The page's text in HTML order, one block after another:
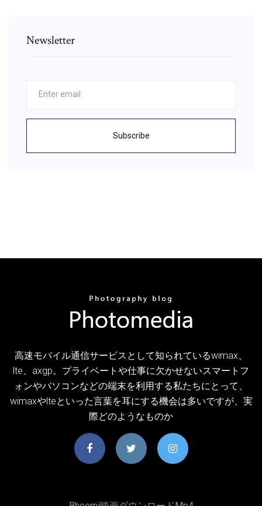
Newsletter
Subscribe
高速モバイル通信サービスとして知られているwimax、
lte、axgp。プライベートや仕事に欠かせないスマートフ
ォンやパソコンなどの端末を利用する私たちにとって、
wimaxやlteといった言葉を耳にする機会は多いですが、実
際どのようなものか